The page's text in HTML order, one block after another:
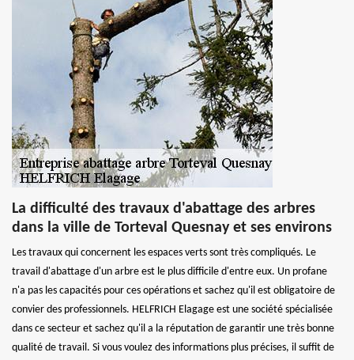
La difficulté des travaux d'abattage des arbres
dans la ville de Torteval Quesnay et ses environs
Les travaux qui concernent les espaces verts sont très compliqués. Le
travail d'abattage d'un arbre est le plus difficile d'entre eux. Un profane
n'a pas les capacités pour ces opérations et sachez qu'il est obligatoire de
convier des professionnels. HELFRICH Elagage est une société spécialisée
dans ce secteur et sachez qu'il a la réputation de garantir une très bonne
qualité de travail. Si vous voulez des informations plus précises, il suffit de